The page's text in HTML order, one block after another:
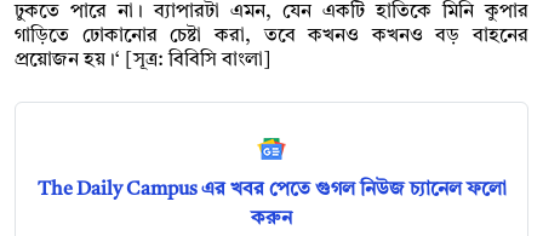
ঢুকতে পারে না। ব্যাপারটা এমন, যেন একটি হাতিকে মিনি কুপার
গাড়িতে ঢোকানোর চেষ্টা করা, তবে কখনও কখনও বড় বাহনের
প্রয়োজন হয়।‘ [সূত্র: বিবিসি বাংলা]
The Daily Campus এর খবর পেতে গুগল নিউজ চ্যানেল ফলো
করুন